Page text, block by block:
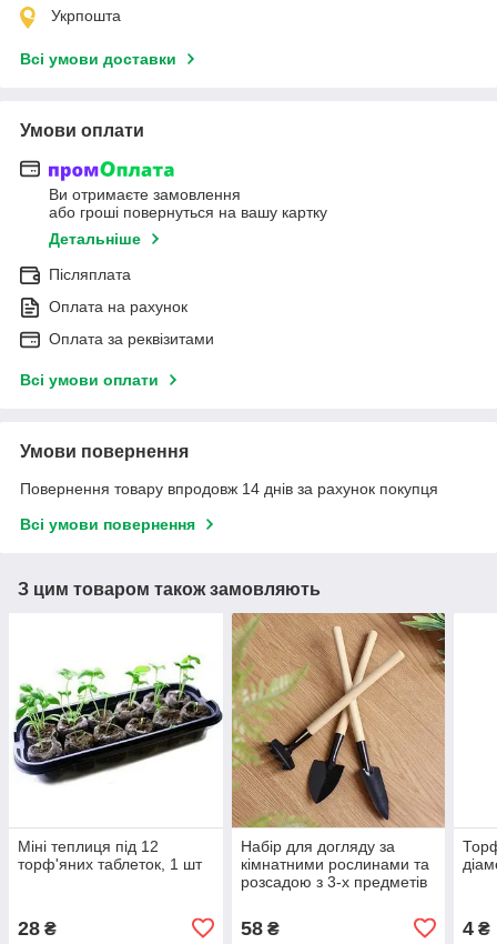
Укрпошта
Всі умови доставки
Умови оплати
Ви отримаєте замовлення
або гроші повернуться на вашу картку
Детальніше
Післяплата
Оплата на рахунок
Оплата за реквізитами
Всі умови оплати
Умови повернення
Повернення товару впродовж 14 днів за рахунок покупця
Всі умови повернення
З цим товаром також замовляють
Міні теплиця під 12
торф'яних таблеток, 1 шт
28 ₴
Набір для догляду за
кімнатними рослинами та
розсадою з 3-х предметів
58₴ 4 ₴